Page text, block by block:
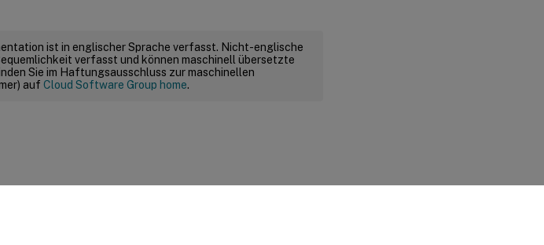
ist in englischer Sprache verfasst. Nicht-englische
verfasst und können maschinell übersetzte
Sie im Haftungsausschluss zur maschinellen
auf Cloud Software Group home.